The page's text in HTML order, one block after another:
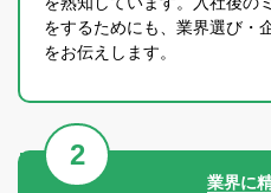
をするためにも、業界選び・
をお伝えします。
業界に